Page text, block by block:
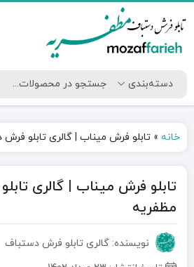
خانه » تابلو فرش میناب | گالری تابلو
تابلو فرش میناب | گالری
مظفریه
نویسنده: گالری تابلو فرش دستباف